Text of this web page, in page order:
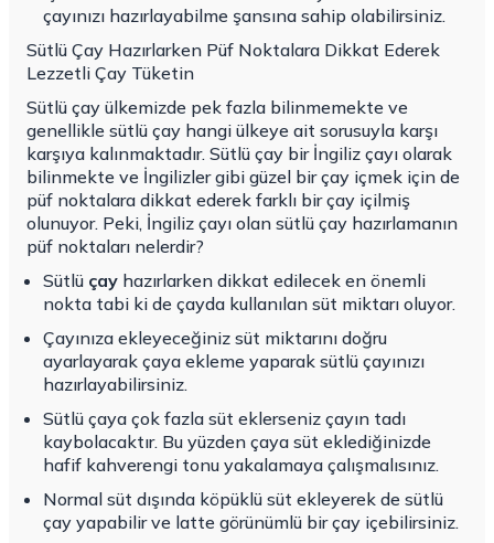
çayınızı hazırlayabilme şansına sahip olabilirsiniz.
Sütlü Çay Hazırlarken Püf Noktalara Dikkat Ederek
Lezzetli Çay Tüketin
Sütlü çay ülkemizde pek fazla bilinmemekte ve
genellikle sütlü çay hangi ülkeye ait sorusuyla karşı
karşıya kalınmaktadır. Sütlü çay bir İngiliz çayı olarak
bilinmekte ve İngilizler gibi güzel bir çay içmek için de
püf noktalara dikkat ederek farklı bir çay içilmiş
olunuyor. Peki, İngiliz çayı olan sütlü çay hazırlamanın
püf noktaları nelerdir?
Sütlü çay hazırlarken dikkat edilecek en önemli
nokta tabi ki de çayda kullanılan süt miktarı oluyor.
Çayınıza ekleyeceğiniz süt miktarını doğru
ayarlayarak çaya ekleme yaparak sütlü çayınızı
hazırlayabilirsiniz.
Sütlü çaya çok fazla süt eklerseniz çayın tadı
kaybolacaktır. Bu yüzden çaya süt eklediğinizde
hafif kahverengi tonu yakalamaya çalışmalısınız.
Normal süt dışında köpüklü süt ekleyerek de sütlü
çay yapabilir ve latte görünümlü bir çay içebilirsiniz.